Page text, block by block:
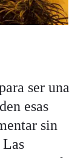
ser una
esas
sin
Las